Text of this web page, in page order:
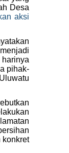
Desa
aksi
pihak-
konkret